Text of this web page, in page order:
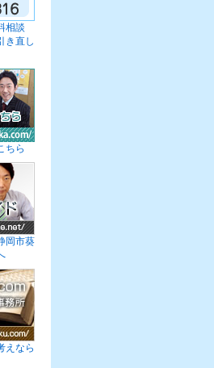
相談
き直し
ちら
岡市葵
えなら